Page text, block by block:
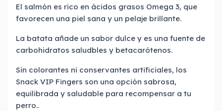
El salmón es rico en ácidos grasos Omega 3, que
favorecen una piel sana y un pelaje brillante.
La batata añade un sabor dulce y es una fuente de
carbohidratos saludbles y betacarótenos.
Sin colorantes ni conservantes artificiales, los
Snack VIP Fingers son una opción sabrosa,
equilibrada y saludable para recompensar a tu
perro..